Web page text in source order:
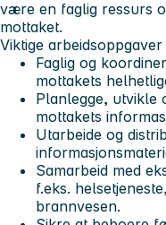
være en faglig ressurs
mottaket.
Viktige arbeidsoppgaver
Faglig og
mottakets
Planlegge, utvikle
mottakets
Utarbeide og
Samarbeid med
f.eks.
brannvesen.